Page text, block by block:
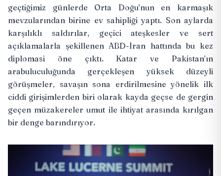
geçtiğimiz günlerde Orta Doğu’nun en karmaşık
mevzularından birine ev sahipliği yaptı. Son aylarda
karşılıklı saldırılar, geçici ateşkesler ve sert
açıklamalarla şekillenen ABD-İran hattında bu kez
diplomasi öne çıktı. Katar ve Pakistan’ın
arabuluculuğunda gerçekleşen yüksek düzeyli
görüşmeler, savaşın sona erdirilmesine yönelik ilk
ciddi girişimlerden biri olarak kayda geçse de gergin
geçen müzakereler umut ile ihtiyat arasında kırılgan
bir denge barındırıyor.